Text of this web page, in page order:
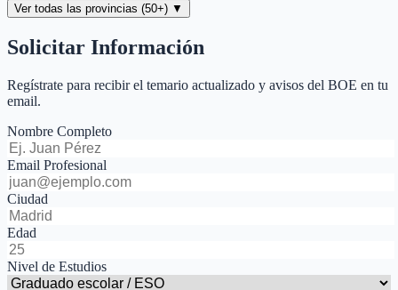
Ver todas las provincias (50+) ▼
Solicitar Información
Regístrate para recibir el temario actualizado y avisos del BOE en tu
email.
Nombre Completo
Email Profesional
Ciudad
Edad
Nivel de Estudios